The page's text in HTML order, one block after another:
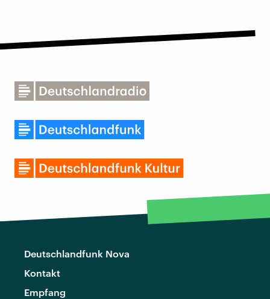
Deutschlandfunk Nova
Kontakt
Empfang